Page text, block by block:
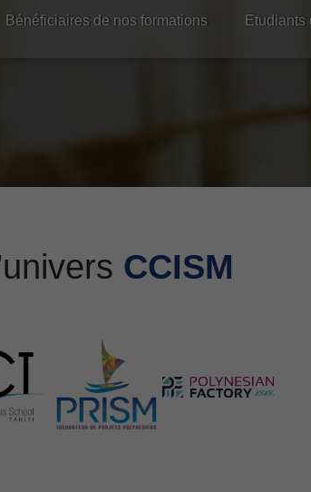
Bénéficiaires de nos formations Etudiants
CCISM